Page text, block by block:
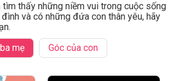
tìm thấy những niềm vui trong cuộc sống
và có những đứa con thân yêu, hãy
mẹ Góc của con